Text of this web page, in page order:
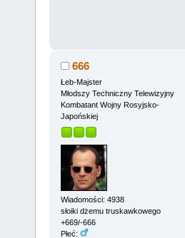
666
Łeb-Majster
Młodszy Techniczny Telewizyjny
Kombatant Wojny Rosyjsko-
Japońskiej
Wiadomości: 4938
słoiki dżemu truskawkowego
+669/-666
Płeć: